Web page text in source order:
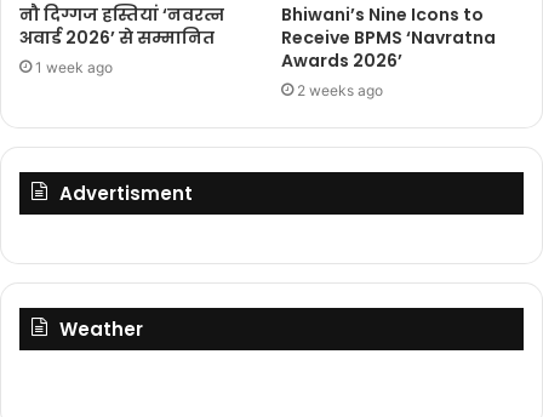
नौ दिग्गज हस्तियां ‘नवरत्न
अवार्ड 2026’ से सम्मानित
1 week ago
Bhiwani’s Nine Icons to
Receive BPMS ‘Navratna
Awards 2026’
2 weeks ago
Advertisment
Weather